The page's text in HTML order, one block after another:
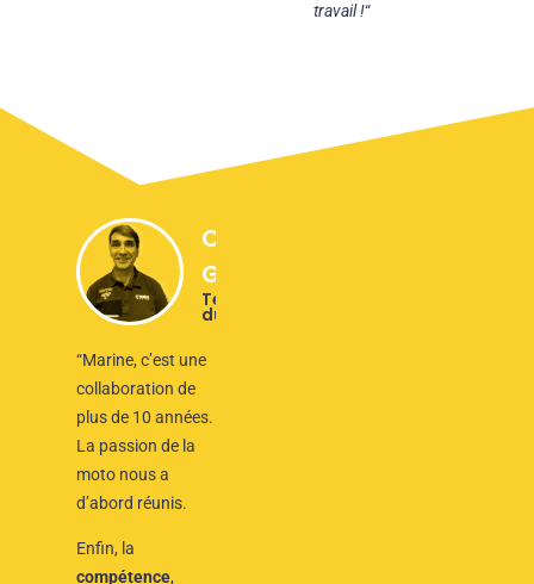
travail !“
Christophe
Guyot
Team Manager
du GMT94
“Marine, c’est une
collaboration de
plus de 10 années.
La passion de la
moto nous a
d’abord réunis.
Enfin, la
compétence,